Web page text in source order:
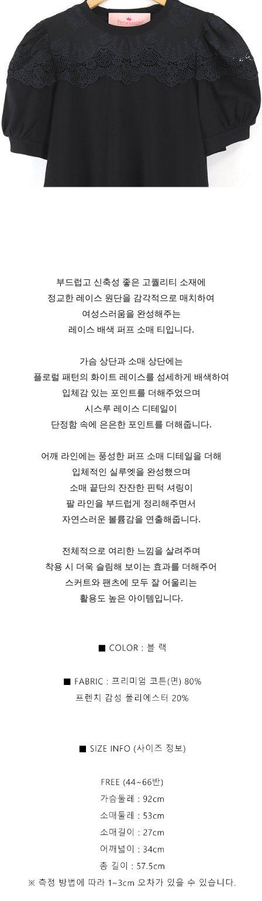
부드럽고 신축성 좋은 고퀄리티 소재에
정교한 레이스 원단을 감각적으로 매치하여
여성스러움을 완성해주는
레이스 배색 퍼프 소매 티입니다.
가슴 상단과 소매 상단에는
플로럴 패턴의 화이트 레이스를 섬세하게 배색하여
입체감 있는 포인트를 더해주었으며
시스루 레이스 디테일이
단정함 속에 은은한 포인트를 더해줍니다.
어깨 라인에는 풍성한 퍼프 소매 디테일을 더해
입체적인 실루엣을 완성했으며
소매 끝단의 잔잔한 핀턱 셔링이
팔 라인을 부드럽게 정리해주면서
자연스러운 볼륨감을 연출해줍니다.
전체적으로 여리한 느낌을 살려주며
착용 시 더욱 슬림해 보이는 효과를 더해주어
스커트와 팬츠에 모두 잘 어울리는